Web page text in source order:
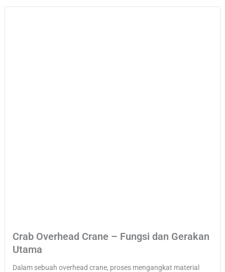
Crab Overhead Crane – Fungsi dan Gerakan
Utama
Dalam sebuah overhead crane, proses mengangkat material